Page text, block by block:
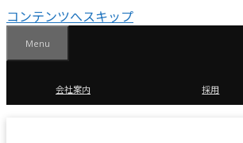
コンテンツへスキップ
Menu
会社案内 採用